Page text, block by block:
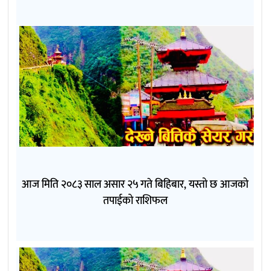
आज मिति २०८३ साल असार २५ गते बिहिबार, यस्तो छ आजको
तपाईको राशिफल